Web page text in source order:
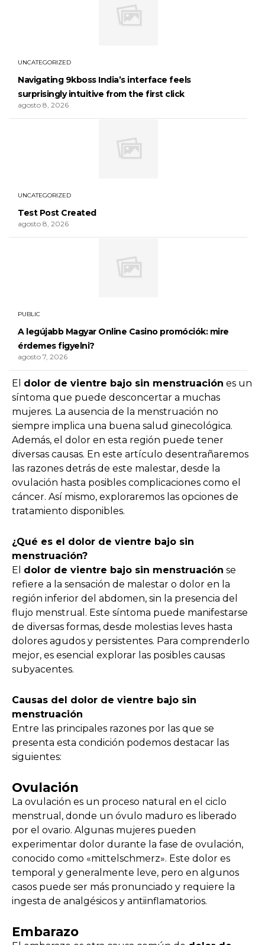
El dolor de vientre bajo sin menstruación es un
síntoma que puede desconcertar a muchas
mujeres. La ausencia de la menstruación no
siempre implica una buena salud ginecológica.
Además, el dolor en esta región puede tener
diversas causas. En este artículo desentrañaremos
las razones detrás de este malestar, desde la
ovulación hasta posibles complicaciones como el
cáncer. Así mismo, exploraremos las opciones de
tratamiento disponibles.
¿Qué es el dolor de vientre bajo sin
menstruación?
El dolor de vientre bajo sin menstruación se
refiere a la sensación de malestar o dolor en la
región inferior del abdomen, sin la presencia del
flujo menstrual. Este síntoma puede manifestarse
de diversas formas, desde molestias leves hasta
dolores agudos y persistentes. Para comprenderlo
mejor, es esencial explorar las posibles causas
subyacentes.
Causas del dolor de vientre bajo sin
menstruación
Entre las principales razones por las que se
presenta esta condición podemos destacar las
siguientes:
Ovulación
La ovulación es un proceso natural en el ciclo
menstrual, donde un óvulo maduro es liberado
por el ovario. Algunas mujeres pueden
experimentar dolor durante la fase de ovulación,
conocido como «mittelschmerz». Este dolor es
temporal y generalmente leve, pero en algunos
casos puede ser más pronunciado y requiere la
ingesta de analgésicos y antiinflamatorios.
Embarazo
UNCATEGORIZED
Navigating 9kboss India’s interface feels
surprisingly intuitive from the first click
agosto 8, 2026
UNCATEGORIZED
Test Post Created
agosto 8, 2026
PUBLIC
A legújabb Magyar Online Casino promóciók: mire
érdemes figyelni?
agosto 7, 2026